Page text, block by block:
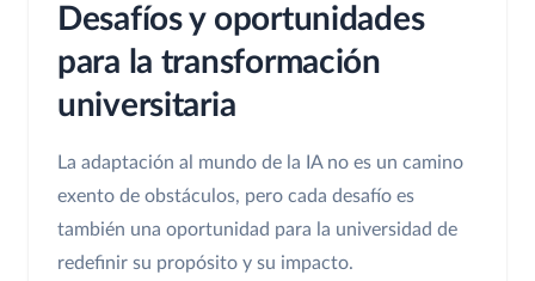
Desafíos y oportunidades
para la transformación
universitaria
La adaptación al mundo de la IA no es un camino
exento de obstáculos, pero cada desafío es
también una oportunidad para la universidad de
redefinir su propósito y su impacto.